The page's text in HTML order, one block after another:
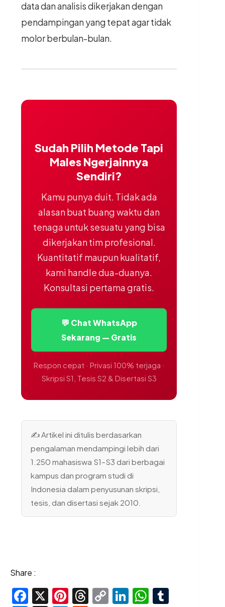
data dan analisis dikerjakan dengan
pendampingan yang tepat agar tidak
molor berbulan-bulan.
Sudah Pilih Metode Tapi
Males Ngerjainnya
Sendiri?
Kamu punya duit. Tidak ada
alasan buat buang waktu dan
tenaga untuk sesuatu yang bisa
dikerjakan tim profesional.
Kuantitatif maupun kualitatif,
kami handle dua-duanya.
Konsultasi pertama gratis.
💬 Chat WhatsApp
Sekarang — Gratis
Respon cepat · Privasi 100% terjaga ·
Skripsi S1, Tesis S2 & Disertasi S3
✍️ Artikel ini ditulis berdasarkan
pengalaman mendampingi lebih dari
1.250 mahasiswa S1–S3 dari berbagai
kampus dan program studi di
Indonesia dalam penyusunan skripsi,
tesis, dan disertasi sejak 2010.
Share :
F
X
Pi T
C Li W